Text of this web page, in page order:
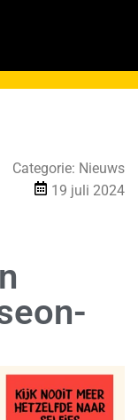
Categorie: Nieuws
19 juli 2024